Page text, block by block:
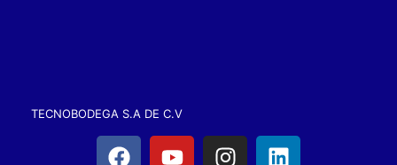
TECNOBODEGA S.A DE C.V